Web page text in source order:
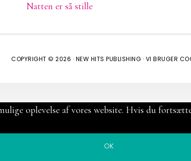
Natten er så stille
COPYRIGHT © 2026 · NEW HITS PUBLISHING · VI BRUGER
oplevelse af vores website. Hvis du
OK